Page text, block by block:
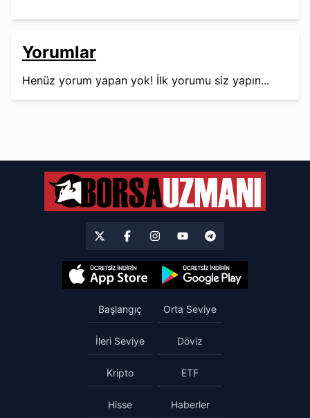
Yorumlar
Henüz yorum yapan yok! İlk yorumu siz yapın...
Başlangıç Orta Seviye
İleri Seviye Döviz
Kripto ETF
Hisse Haberler